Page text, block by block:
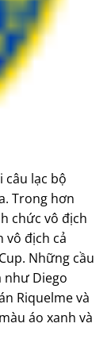
câu lạc bộ
Trong hơn
chức vô địch
vô địch cả
Những cầu
như Diego
Riquelme và
áo xanh và